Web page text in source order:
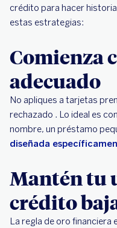
crédito para hacer
estas estrategias:
Comienza
adecuado
No apliques a tarjetas
rechazado . Lo ideal es
nombre, un préstamo
diseñada
Mantén tu
crédito
La regla de oro financiera